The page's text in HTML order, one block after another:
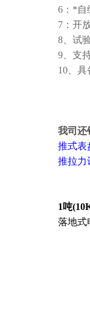
6：*自
7：开
8、试
9、支
10、
我司还
推式表
推拉力
1吨
落地式